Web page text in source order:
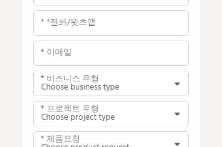
*전화/왓츠앱
이메일
비즈니스 유형
프로젝트 유형
제품요청